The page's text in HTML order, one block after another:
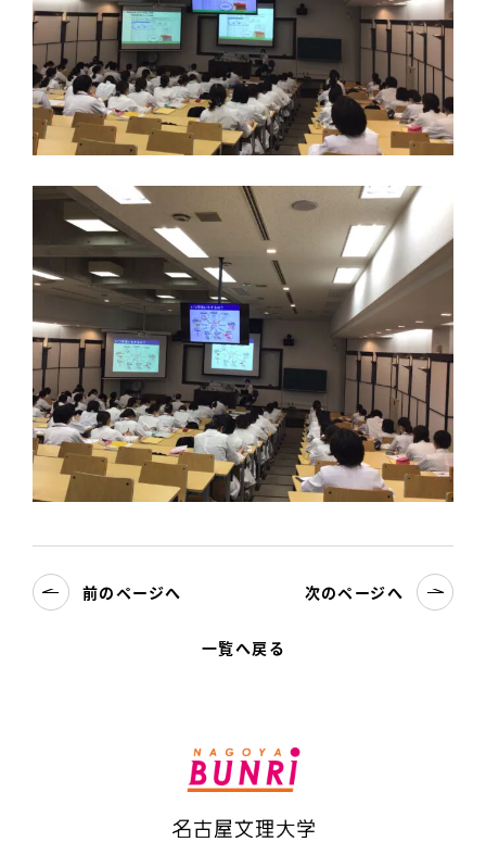
一覧へ戻る
前のページへ 次のページへ